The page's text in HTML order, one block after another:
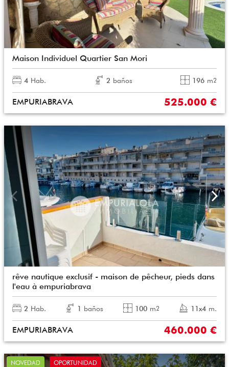
Maison Individuel Quartier San Mori
4 Hab. 2 baños 196 m2
EMPURIABRAVA 525.000 €
rêve nautique exclusif - maison de pêcheur, pieds dans
l'eau à empuriabrava
2 Hab. 1 baños 100 m2 11x4 m.
EMPURIABRAVA 460.000 €
NOVEDAD OPORTUNIDAD